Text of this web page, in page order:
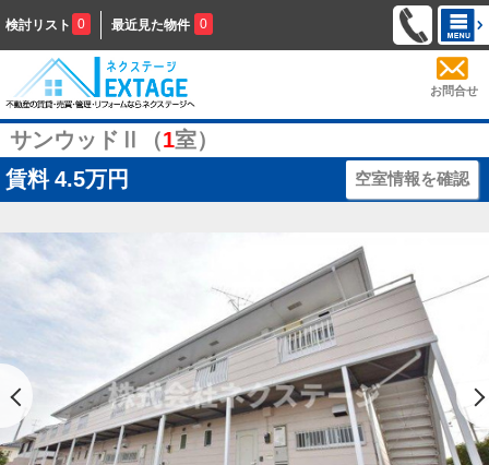
検討リスト 0 最近見た物件 0
お問合せ
サンウッドⅡ（1室）
賃料 4.5万円 空室情報を確認